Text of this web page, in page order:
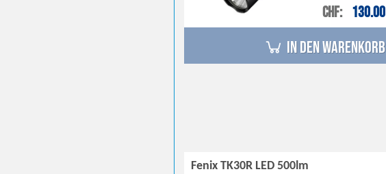
CHF 130.00
in den Warenkorb
Fenix TK30R LED 500lm